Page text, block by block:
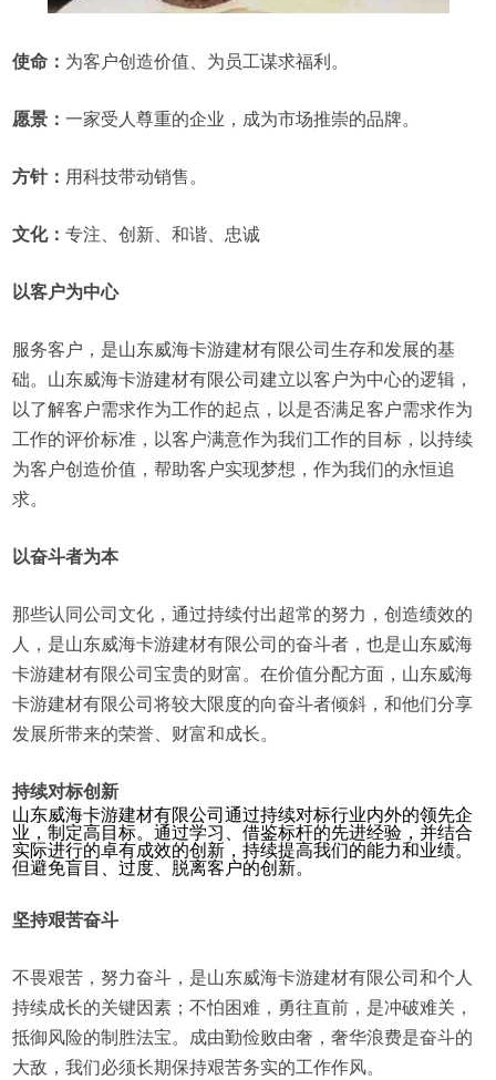
使命： 为客户创造价值、为员工谋求福利。
愿景：一家受人尊重的企业，成为市场推崇的品牌。
方针： 用科技带动销售。
文化：专注、创新、和谐、忠诚
以客户为中心
服务客户，是山东威海卡游建材有限公司生存和发展的基
础。山东威海卡游建材有限公司建立以客户为中心的逻辑，
以了解客户需求作为工作的起点，以是否满足客户需求作为
工作的评价标准，以客户满意作为我们工作的目标，以持续
为客户创造价值，帮助客户实现梦想，作为我们的永恒追
求。
以奋斗者为本
那些认同公司文化，通过持续付出超常的努力，创造绩效的
人，是山东威海卡游建材有限公司的奋斗者，也是山东威海
卡游建材有限公司宝贵的财富。在价值分配方面，山东威海
卡游建材有限公司将较大限度的向奋斗者倾斜，和他们分享
发展所带来的荣誉、财富和成长。
持续对标创新
山东威海卡游建材有限公司通过持续对标行业内外的领先企
业，制定高目标。通过学习、借鉴标杆的先进经验，并结合
实际进行的卓有成效的创新，持续提高我们的能力和业绩。
但避免盲目、过度、脱离客户的创新。
坚持艰苦奋斗
不畏艰苦，努力奋斗，是山东威海卡游建材有限公司和个人
持续成长的关键因素；不怕困难，勇往直前，是冲破难关，
抵御风险的制胜法宝。成由勤俭败由奢，奢华浪费是奋斗的
大敌，我们必须长期保持艰苦务实的工作作风。